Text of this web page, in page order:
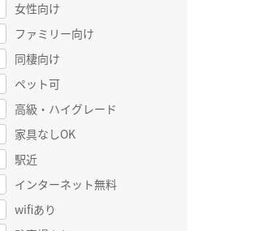
女性向け
ファミリー向け
同棲向け
ペット可
高級・ハイグレード
家具なしOK
駅近
インターネット無料
wifiあり